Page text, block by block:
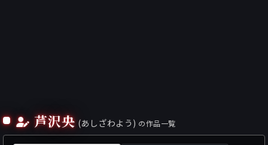
芦沢央 (あしざわよう) の作品一覧